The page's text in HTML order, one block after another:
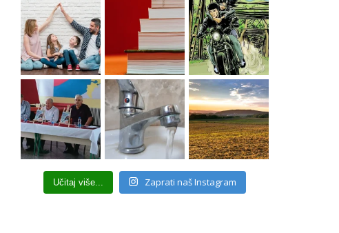
Učitaj više... Zaprati naš Instagram